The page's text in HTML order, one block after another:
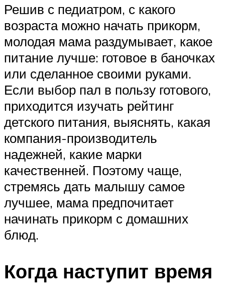
Решив с педиатром, с какого
возраста можно начать прикорм,
молодая мама раздумывает, какое
питание лучше: готовое в баночках
или сделанное своими руками.
Если выбор пал в пользу готового,
приходится изучать рейтинг
детского питания, выяснять, какая
компания-производитель
надежней, какие марки
качественней. Поэтому чаще,
стремясь дать малышу самое
лучшее, мама предпочитает
начинать прикорм с домашних
блюд.
Когда наступит время